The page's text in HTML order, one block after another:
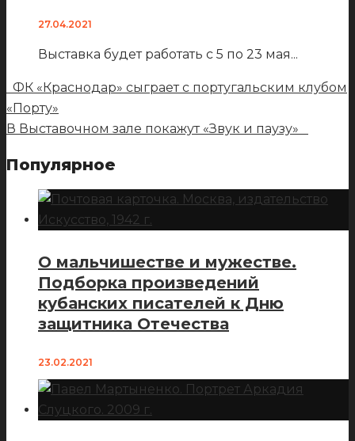
27.04.2021
Выставка будет работать с 5 по 23 мая...
ФК «Краснодар» сыграет с португальским клубом
«Порту»
В Выставочном зале покажут «Звук и паузу»
Популярное
О мальчишестве и мужестве.
Подборка произведений
кубанских писателей к Дню
защитника Отечества
23.02.2021